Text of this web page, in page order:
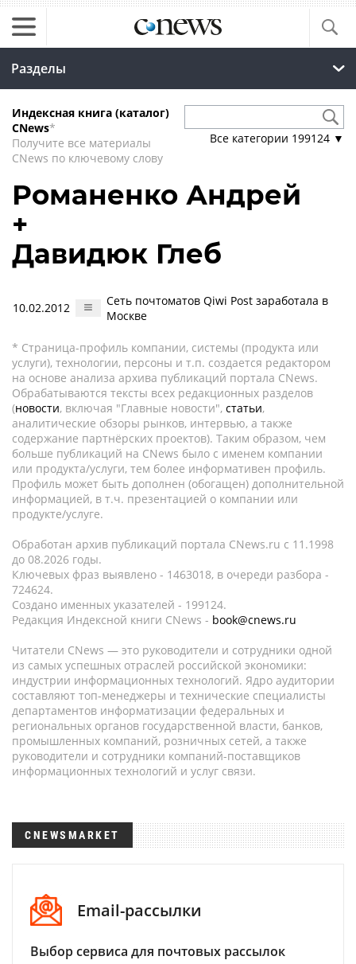
Разделы
Индексная книга (каталог)
CNews*
Получите все материалы
CNews по ключевому слову
Все категории 199124 ▼
Романенко Андрей
+
Давидюк Глеб
10.02.2012
Сеть почтоматов Qiwi Post заработала в
Москве
* Страница-профиль компании, системы (продукта или
услуги), технологии, персоны и т.п. создается редактором
на основе анализа архива публикаций портала CNews.
Обрабатываются тексты всех редакционных разделов
(новости, включая "Главные новости", статьи,
аналитические обзоры рынков, интервью, а также
содержание партнёрских проектов). Таким образом, чем
больше публикаций на CNews было с именем компании
или продукта/услуги, тем более информативен профиль.
Профиль может быть дополнен (обогащен) дополнительной
информацией, в т.ч. презентацией о компании или
продукте/услуге.
Обработан архив публикаций портала CNews.ru c 11.1998
до 08.2026 годы.
Ключевых фраз выявлено - 1463018, в очереди разбора -
724624.
Создано именных указателей - 199124.
Редакция Индексной книги CNews - book@cnews.ru
Читатели CNews — это руководители и сотрудники одной
из самых успешных отраслей российской экономики:
индустрии информационных технологий. Ядро аудитории
составляют топ-менеджеры и технические специалисты
департаментов информатизации федеральных и
региональных органов государственной власти, банков,
промышленных компаний, розничных сетей, а также
руководители и сотрудники компаний-поставщиков
информационных технологий и услуг связи.
CNEWSMARKET
Email-рассылки
Выбор сервиса для почтовых рассылок